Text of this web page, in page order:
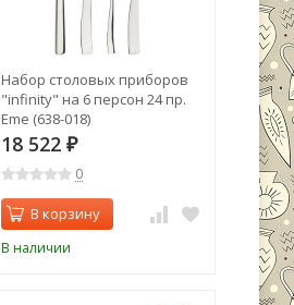
Набор столовых приборов
"infinity" на 6 персон 24 пр.
Eme (638-018)
18 522₽
0
В корзину
В наличии